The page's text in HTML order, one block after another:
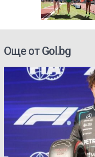
Още от Gol.bg